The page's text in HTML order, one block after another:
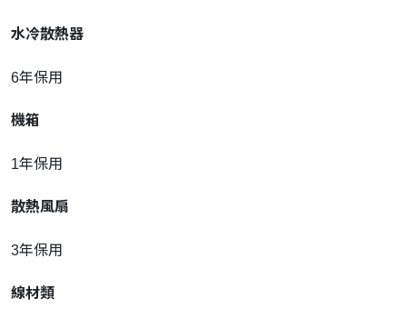
水冷散熱器
6年保用
機箱
1年保用
散熱風扇
3年保用
線材類